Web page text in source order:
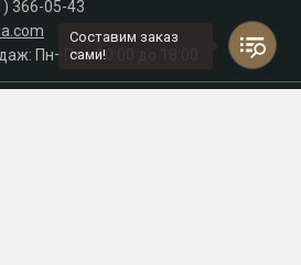
366-05-43
Пн–Пт с 10:00 до 18:00
Составим заказ
сами!